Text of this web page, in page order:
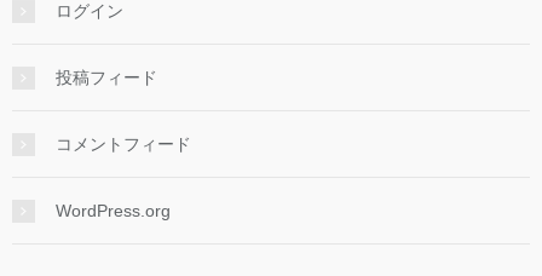
ログイン
投稿フィード
コメントフィード
WordPress.org